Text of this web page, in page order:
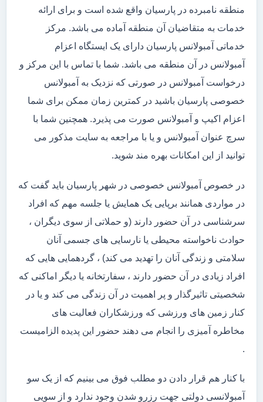
منطقه نامبرده در پارسیان واقع شده است و برای ارائه
خدمات به متقاضیان آن منطقه آماده می باشد. مرکز
خدماتی آمبولانس پارسیان دارای یک ایستگاه اعزام
آمبولانس در آن منطقه می باشد. شما با تماس با این مرکز و
درخواست آمبولانس در صورتی که نزدیک به آمبولانس
خصوصی پارسیان باشید در کمترین زمان ممکن برای شما
اعزام اکیپ و آمبولانس صورت می پذیرد. همچنین شما با
سرچ عنوان آمبولانس و یا با مراجعه به سایت مذکور می
توانید از این امکانات بهره مند شوید.
در خصوص آمبولانس خصوصی در شهر پارسیان باید گفت که
در مواردی همانند برپایی یک همایش یا جلسه مهم که افراد
سرشناسی در آن حضور دارند (و حملاتی از سوی دیگران ،
حوادث ناخواسته محیطی یا نارسایی های جسمی آنان
سلامتی و زندگی آنان را تهدید می کند) ، گردهمایی هایی که
افراد زیادی در آن حضور دارند ، سفارتخانه یا دیگر اماکنی که
شخصیتی تاثیرگذار و پر اهمیت در آن زندگی می کند و یا در
کنار زمین های ورزشی که ورزشکاران فعالیت های
مخاطره آمیزی را انجام می دهند حضور این پدیده الزامیست
.
با کنار هم قرار دادن دو مطلب فوق می بینیم که از یک سو
آمبولانسی دولتی جهت رزرو شدن وجود ندارد و از سویی